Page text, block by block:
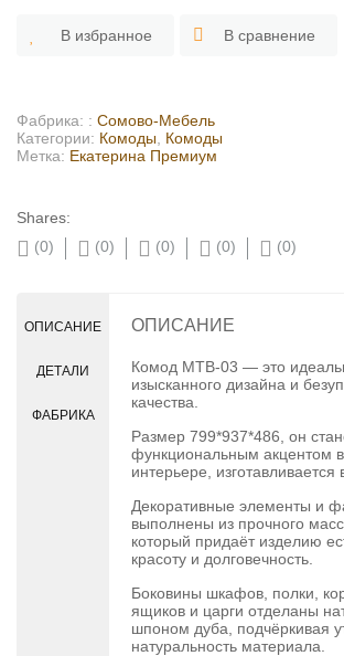
Премиум"В избранное В сравнение
Фабрика: : Сомово-Мебель
Категории: Комоды Комоды
Метка: Екатерина Премиум
Shares:
(0)
(0) (0) (0) (0)
ОПИСАНИЕ
ДЕТАЛИ
ФАБРИКА
ОПИСАНИЕ
Комод МТВ-03 — это
изысканного дизайна и
качества.
Размер 799*937*486, он
функциональным акцентом
интерьере, изготавливается
Декоративные элементы и
выполнены из прочного
который придаёт изделию
красоту и долговечность.
Боковины шкафов, полки,
ящиков и царги отделаны
шпоном дуба, подчёркивая
натуральность материала.